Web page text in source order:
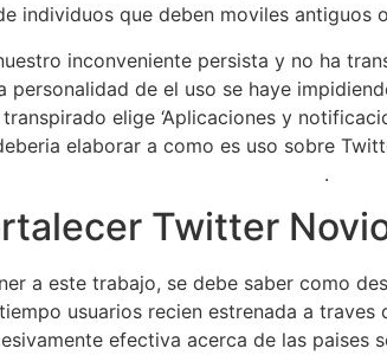
individuos que deben moviles antiguos
inconveniente persista y no ha
personalidad de el uso se haye
elige ‘Aplicaciones y
elaborar a como es uso sobre
.
Twitter
a este trabajo, se debe saber como
usuarios recien estrenada a
efectiva acerca de las paises